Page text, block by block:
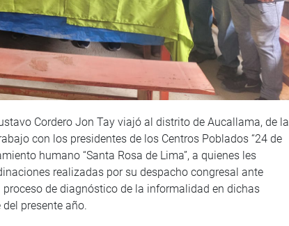
Cordero Jon Tay viajó al distrito de Aucallama, de la
con los presidentes de los Centros Poblados “24 de
humano “Santa Rosa de Lima”, a quienes les
realizadas por su despacho congresal ante
proceso de diagnóstico de la informalidad en dichas
presente año.